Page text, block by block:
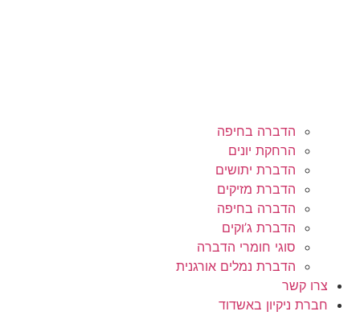
הדברה בחיפה
הרחקת יונים
הדברת יתושים
הדברת מזיקים
הדברה בחיפה
הדברת ג’וקים
סוגי חומרי הדברה
הדברת נמלים אורגנית
צרו קשר
חברת ניקיון באשדוד